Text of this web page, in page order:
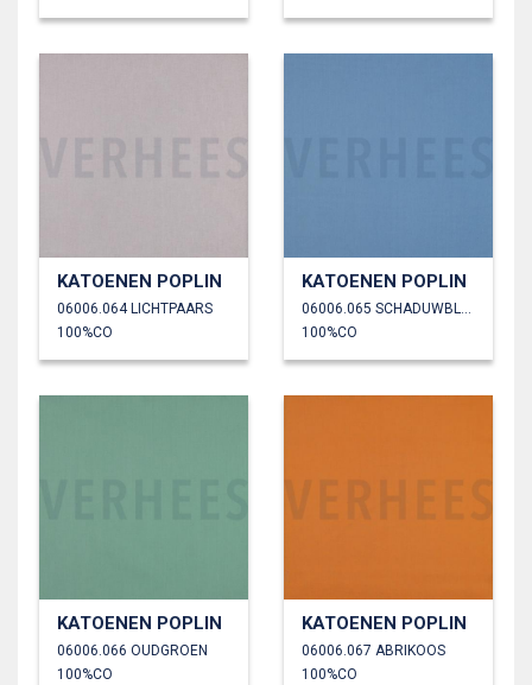
KATOENEN POPLIN
06006.064 LICHTPAARS
100%CO
KATOENEN POPLIN
06006.065 SCHADUWBLAUW
100%CO
KATOENEN POPLIN
06006.066 OUDGROEN
100%CO
KATOENEN POPLIN
06006.067 ABRIKOOS
100%CO